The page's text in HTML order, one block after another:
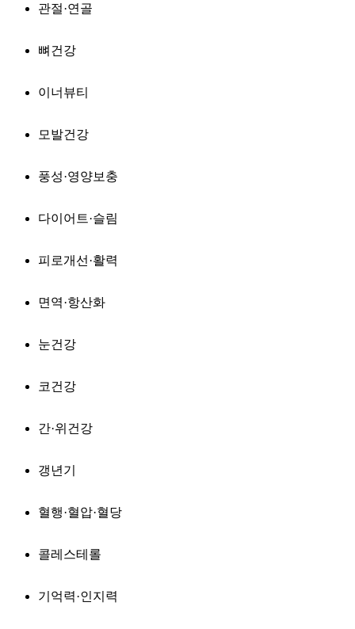
관절·연골
뼈건강
이너뷰티
모발건강
풍성·영양보충
다이어트·슬림
피로개선·활력
면역·항산화
눈건강
코건강
간·위건강
갱년기
혈행·혈압·혈당
콜레스테롤
기억력·인지력